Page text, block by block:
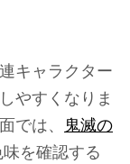
キャラクター
やすくなりま
では、 鬼滅の
を確認する